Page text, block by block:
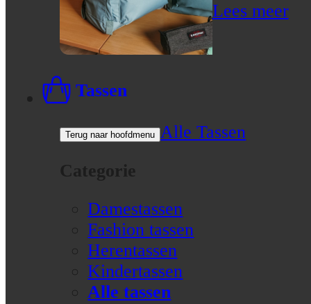
Lees meer
Tassen
Terug naar hoofdmenu Alle Tassen
Categorie
Damestassen
Fashion tassen
Herentassen
Kindertassen
Alle tassen